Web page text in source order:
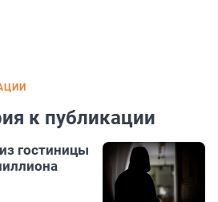
к публикации
гостиницы